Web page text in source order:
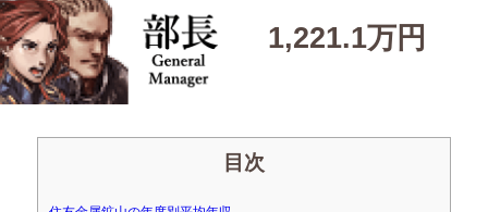
1,221.1万円
目次